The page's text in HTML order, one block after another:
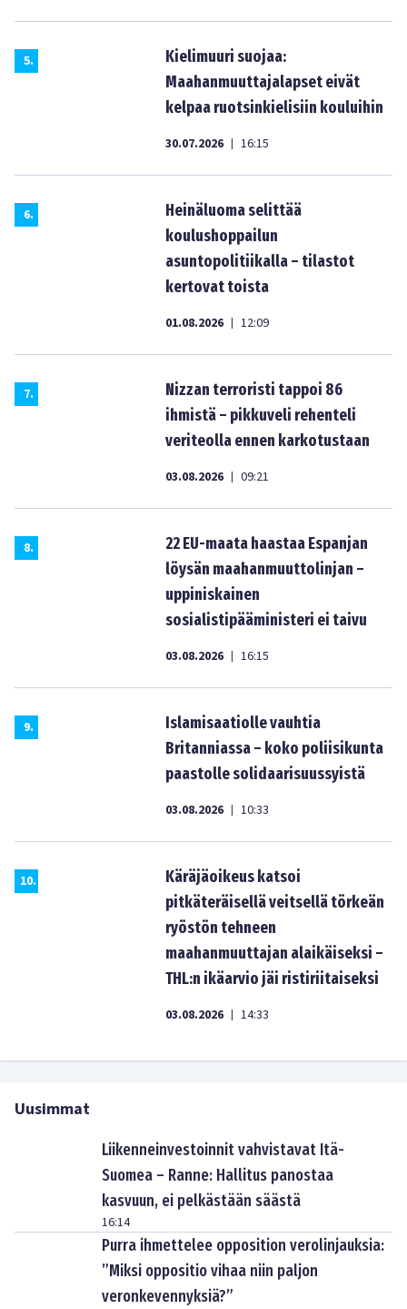
5.
Kielimuuri suojaa:
Maahanmuuttajalapset eivät
kelpaa ruotsinkielisiin kouluihin
30.07.2026 | 16:15
6.
Heinäluoma selittää
koulushoppailun
asuntopolitiikalla – tilastot
kertovat toista
01.08.2026 | 12:09
7.
Nizzan terroristi tappoi 86
ihmistä – pikkuveli rehenteli
veriteolla ennen karkotustaan
03.08.2026 | 09:21
8.
22 EU-maata haastaa Espanjan
löysän maahanmuuttolinjan –
uppiniskainen
sosialistipääministeri ei taivu
03.08.2026 | 16:15
9.
Islamisaatiolle vauhtia
Britanniassa – koko poliisikunta
paastolle solidaarisuussyistä
03.08.2026 | 10:33
10.
Käräjäoikeus katsoi
pitkäteräisellä veitsellä törkeän
ryöstön tehneen
maahanmuuttajan alaikäiseksi –
THL:n ikäarvio jäi ristiriitaiseksi
03.08.2026 | 14:33
Uusimmat
Liikenneinvestoinnit vahvistavat Itä-
Suomea – Ranne: Hallitus panostaa
kasvuun, ei pelkästään säästä
16:14
Purra ihmettelee opposition verolinjauksia:
”Miksi oppositio vihaa niin paljon
veronkevennyksiä?”